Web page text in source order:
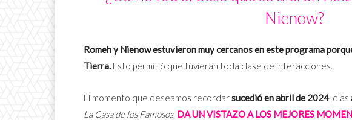
Nienow?
Romeh y Nienow estuvieron muy cercanos en este programa
Tierra. Esto permitió que tuvieran toda clase de interacciones.
El momento que deseamos recordarsucedió en abril de 2024, días
La Casa de los Famosos. DA UN VISTAZO A LOS MEJORES